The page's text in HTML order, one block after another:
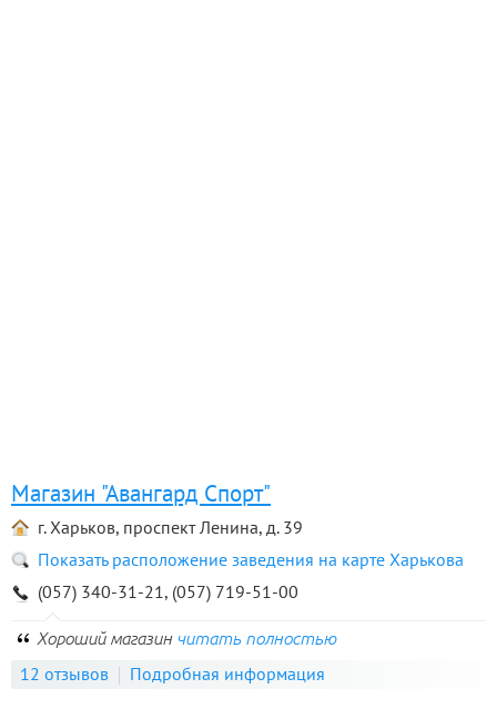
Магазин "Авангард Спорт"
г. Харьков, проспект Ленина, д. 39
Показать расположение заведения на карте Харькова
(057) 340-31-21, (057) 719-51-00
Хороший магазин читать полностью
12 отзывов Подробная информация